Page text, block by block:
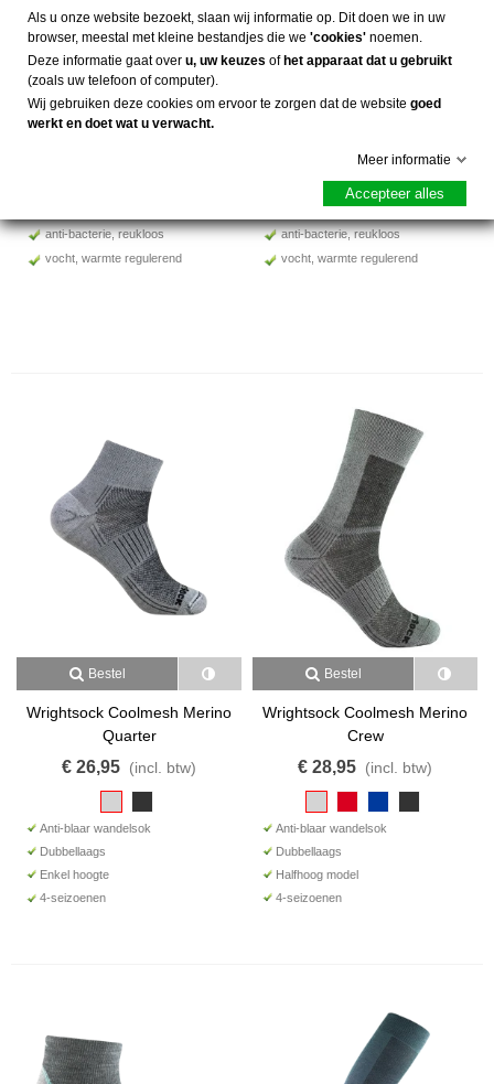
Merino Enkelsok
€ 24,95 (incl. btw)
standaard wandelsok
anti-bacterie, reukloos
vocht, warmte regulerend
Merino Crew
(incl. btw)
standaard wandelsok
voor warm weer
Merino wol
naadloos
anti-bacterie, reukloos
vocht, warmte regulerend
Bestel
Wrightsock Coolmesh Merino
Quarter
€ 26,95 (incl. btw)
Anti-blaar wandelsok
Dubbellaags
Enkel hoogte
4-seizoenen
Bestel
Wrightsock Coolmesh Merino
Crew
€ 28,95 (incl. btw)
Anti-blaar wandelsok
Dubbellaags
Halfhoog model
4-seizoenen
Als u onze website bezoekt, slaan wij informatie op. Dit doen we in uw
browser, meestal met kleine bestandjes die we 'cookies' noemen.
Deze informatie gaat over u, uw keuzes ofhet apparaat dat u gebruikt
(zoals uw telefoon of computer).
Wij gebruiken deze cookies om ervoor te zorgen dat de website goed
werkt en doet wat u verwacht.
Meer informatie
Accepteer alles